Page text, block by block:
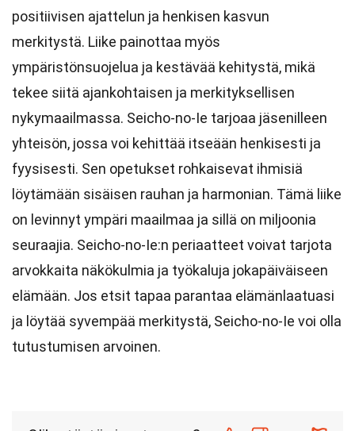
positiivisen ajattelun ja henkisen kasvun
merkitystä. Liike painottaa myös
ympäristönsuojelua ja kestävää kehitystä, mikä
tekee siitä ajankohtaisen ja merkityksellisen
nykymaailmassa. Seicho-no-Ie tarjoaa jäsenilleen
yhteisön, jossa voi kehittää itseään henkisesti ja
fyysisesti. Sen opetukset rohkaisevat ihmisiä
löytämään sisäisen rauhan ja harmonian. Tämä liike
on levinnyt ympäri maailmaa ja sillä on miljoonia
seuraajia. Seicho-no-Ie:n periaatteet voivat tarjota
arvokkaita näkökulmia ja työkaluja jokapäiväiseen
elämään. Jos etsit tapaa parantaa elämänlaatuasi
ja löytää syvempää merkitystä, Seicho-no-Ie voi olla
tutustumisen arvoinen.